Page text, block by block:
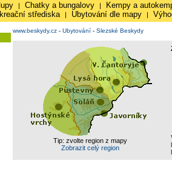
| Chatky a bungalovy | Kempy a
střediska | Ubytování dle mapy |
www.beskydy.cz - Ubytování - Slezské Beskydy
Tip: zvolte region z mapy
Zobrazit celý region